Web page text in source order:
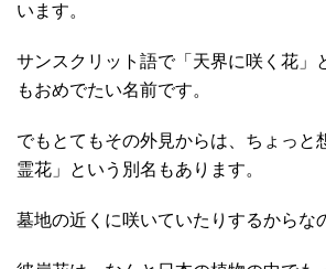
います。
サンスクリット語で「天界に咲く花」
もおめでたい名前です。
でもとてもその外見からは、ちょっと
霊花」という別名もあります。
墓地の近くに咲いていたりするからな